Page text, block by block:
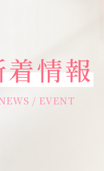
着情報
/ EVENT